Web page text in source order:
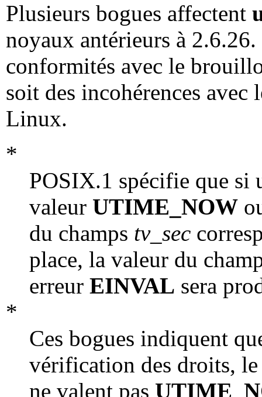
Plusieurs bogues affectent
noyaux antérieurs à
conformités avec le
soit des incohérences
Linux.
*
POSIX.1 spécifie que si
valeur UTIME_NOW
du champs tv_sec
place, la valeur du
erreur EINVAL sera
*
Ces bogues indiquent
vérification des droits,
ne valent pas